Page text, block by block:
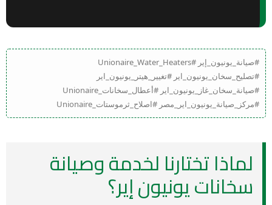
#صيانة_يونيون_إير #Unionaire_Water_Heaters
#تصليح_سخان_يونيون_اير #تغيير_هيتر_يونيون_اير
#صيانة_سخان_غاز_يونيون_اير #أعطال_سخانات_Unionaire
#مركز_صيانة_يونيون_اير_مصر #اصلاح_ثرموستات_Unionaire
لماذا تختارنا لخدمة وصيانة
سخانات يونيون إير؟